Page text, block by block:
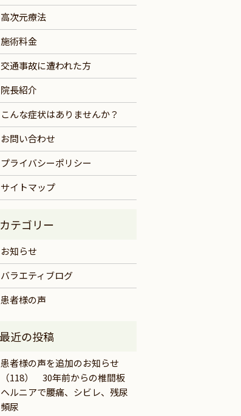
高次元療法
施術料金
交通事故に遭われた方
院長紹介
こんな症状はありませんか？
お問い合わせ
プライバシーポリシー
サイトマップ
お知らせ
バラエティブログ
患者様の声
患者様の声を追加のお知らせ
（118） 30年前からの椎間板
ヘルニアで腰痛、シビレ、残尿
頻尿